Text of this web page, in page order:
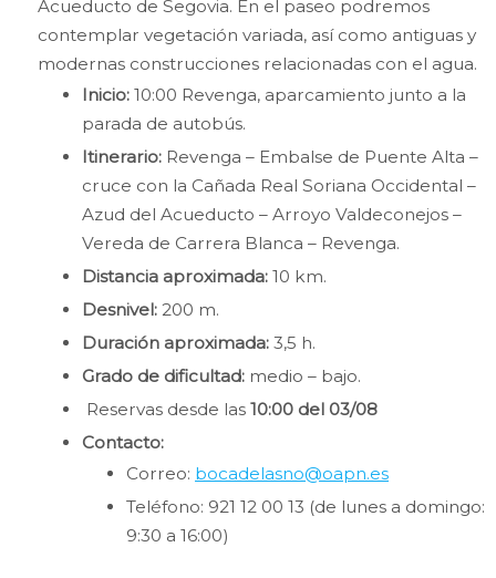
Acueducto de Segovia. En el paseo podremos
contemplar vegetación variada, así como antiguas y
modernas construcciones relacionadas con el agua.
Inicio: 10:00 Revenga, aparcamiento junto a la
parada de autobús.
Itinerario: Revenga – Embalse de Puente Alta –
cruce con la Cañada Real Soriana Occidental –
Azud del Acueducto – Arroyo Valdeconejos –
Vereda de Carrera Blanca – Revenga.
Distancia aproximada: 10 km.
Desnivel: 200 m.
Duración aproximada: 3,5 h.
Grado de dificultad: medio – bajo.
Reservas desde las10:00 del 03/08
Contacto:
Correo: bocadelasno@oapn.es
Teléfono: 921 12 00 13 (de lunes a domingo:
9:30 a 16:00)